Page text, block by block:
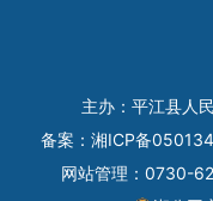
主办：平江县人
备案： 湘ICP备
网站管理：0730-